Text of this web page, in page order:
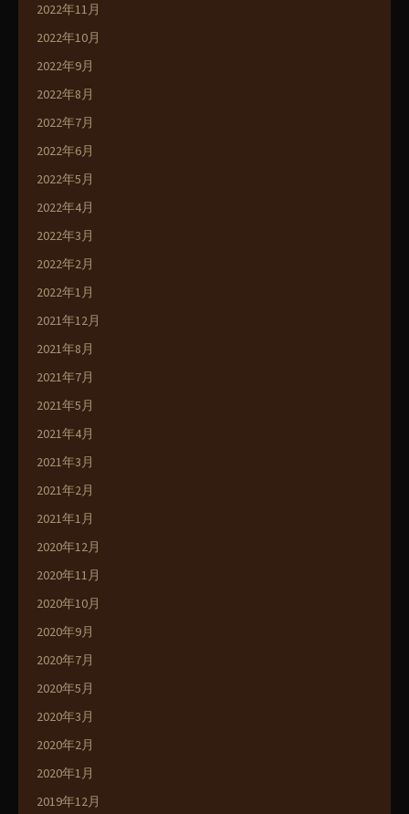
2022年11月
2022年10月
2022年9月
2022年8月
2022年7月
2022年6月
2022年5月
2022年4月
2022年3月
2022年2月
2022年1月
2021年12月
2021年8月
2021年7月
2021年5月
2021年4月
2021年3月
2021年2月
2021年1月
2020年12月
2020年11月
2020年10月
2020年9月
2020年7月
2020年5月
2020年3月
2020年2月
2020年1月
2019年12月